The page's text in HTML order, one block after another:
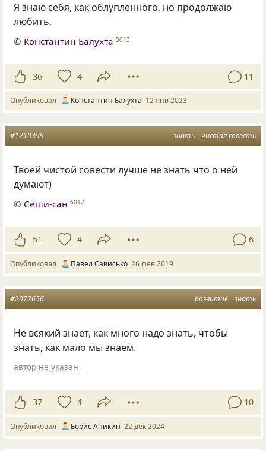
Я знаю себя, как облупленного, но продолжаю
любить.
© Константин Балухта 5013
36 4 11
Опубликовал Константин Балухта 12 янв 2023
знать чистая совесть
#1210399
Твоей чистой совести лучше не знать что о ней
думают)
© Сёши-сан 6012
51 4 6
Опубликовал Павел Сависько 26 фев 2019
развитие знать
#2072656
Не всякий знает, как много надо знать, чтобы
знать, как мало мы знаем.
автор не указан
37 4 10
Опубликовал Борис Аникин 22 дек 2024